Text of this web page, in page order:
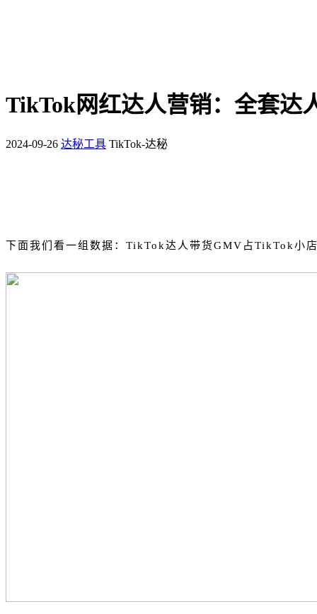
TikTok网红达人营销：全套达
2024-09-26 达秘工具 TikTok-达秘
下面我们看一组数据：TikTok达人带货GMV占TikTok小